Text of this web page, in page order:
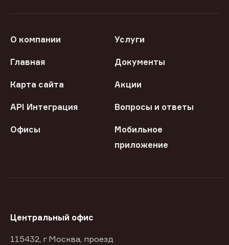
О компании Услуги
Главная Документы
Карта сайта Акции
API Интеграция Вопросы и ответы
Офисы
Мобильное
приложение
Центральный офис
115432, г Москва, проезд